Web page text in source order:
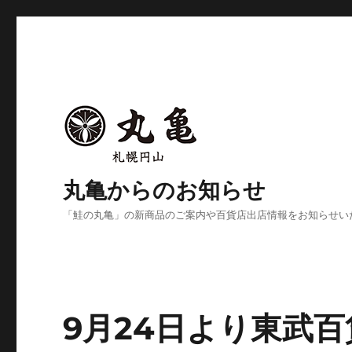
丸亀からのお知らせ
「鮭の丸亀」の新商品のご案内や百貨店出店情報をお知らせ
9月24日より東武